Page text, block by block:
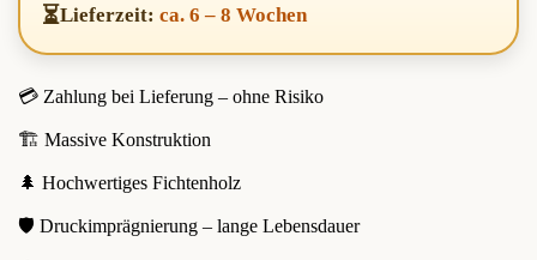
⏳Lieferzeit: ca. 6 – 8 Wochen
💳 Zahlung bei Lieferung – ohne Risiko
🏗️ Massive Konstruktion
🌲 Hochwertiges Fichtenholz
🛡️ Druckimprägnierung – lange Lebensdauer